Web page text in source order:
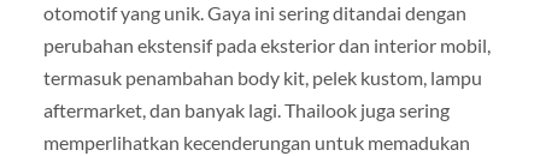
otomotif yang unik. Gaya ini sering ditandai dengan
perubahan ekstensif pada eksterior dan interior mobil,
termasuk penambahan body kit, pelek kustom, lampu
aftermarket, dan banyak lagi. Thailook juga sering
memperlihatkan kecenderungan untuk memadukan